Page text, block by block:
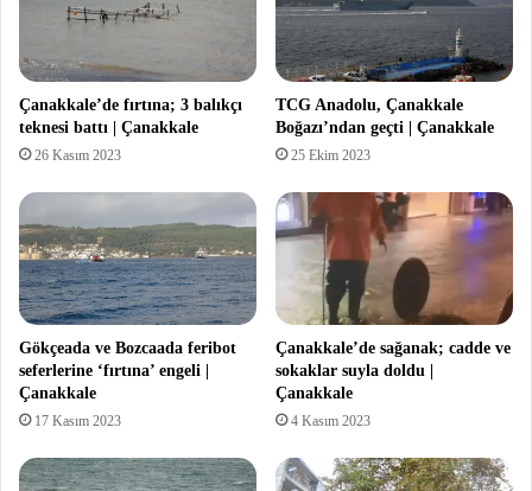
Çanakkale’de fırtına; 3 balıkçı
teknesi battı | Çanakkale
26 Kasım 2023
TCG Anadolu, Çanakkale
Boğazı’ndan geçti | Çanakkale
25 Ekim 2023
Gökçeada ve Bozcaada feribot
seferlerine ‘fırtına’ engeli |
Çanakkale
17 Kasım 2023
Çanakkale’de sağanak; cadde ve
sokaklar suyla doldu |
Çanakkale
4 Kasım 2023